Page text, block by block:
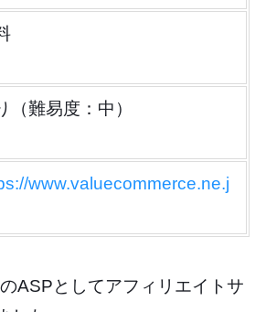
（難易度：中）
www.valuecommerce.ne.j
ASPとしてアフィリエイトサ